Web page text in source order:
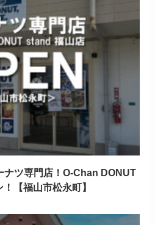
ナツ専門店！O-Chan DONUT
【福山市松永町】